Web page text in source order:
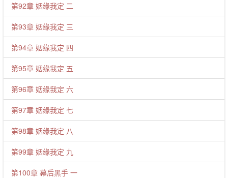
第92章 姻缘我定 二
第93章 姻缘我定 三
第94章 姻缘我定 四
第95章 姻缘我定 五
第96章 姻缘我定 六
第97章 姻缘我定 七
第98章 姻缘我定 八
第99章 姻缘我定 九
第100章 幕后黑手 一